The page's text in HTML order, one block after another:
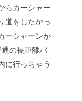
らカーシャー
道をしたかっ
ーシャーンか
の長距離バ
に行っちゃう